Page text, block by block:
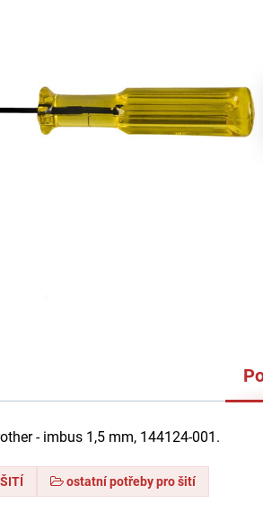
- imbus 1,5 mm, 144124-001.
ŠITÍ ostatní potřeby pro šití